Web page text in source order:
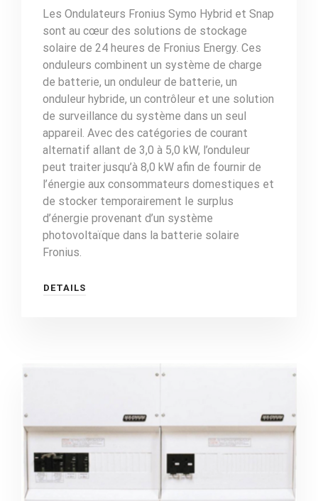
Les Ondulateurs Fronius Symo Hybrid et Snap
sont au cœur des solutions de stockage
solaire de 24 heures de Fronius Energy. Ces
onduleurs combinent un système de charge
de batterie, un onduleur de batterie, un
onduleur hybride, un contrôleur et une solution
de surveillance du système dans un seul
appareil. Avec des catégories de courant
alternatif allant de 3,0 à 5,0 kW, l’onduleur
peut traiter jusqu’à 8,0 kW afin de fournir de
l’énergie aux consommateurs domestiques et
de stocker temporairement le surplus
d’énergie provenant d’un système
photovoltaïque dans la batterie solaire
Fronius.
DETAILS